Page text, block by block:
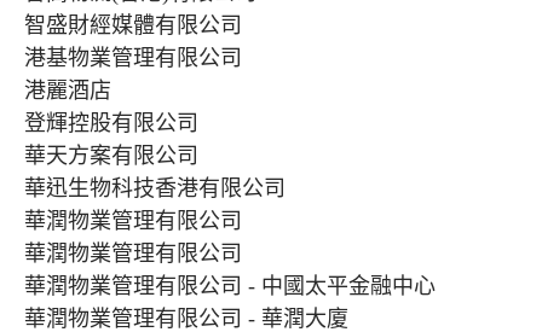
智盛財經媒體有限公司
港基物業管理有限公司
港麗酒店
登輝控股有限公司
華天方案有限公司
華迅生物科技香港有限公司
華潤物業管理有限公司
華潤物業管理有限公司
華潤物業管理有限公司 - 中國太平金融中心
華潤物業管理有限公司 - 華潤大廈